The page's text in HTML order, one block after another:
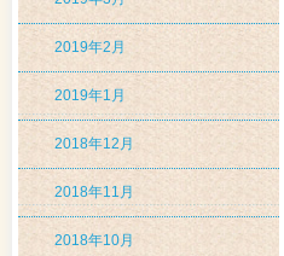
2019年2月
2019年1月
2018年12月
2018年11月
2018年10月